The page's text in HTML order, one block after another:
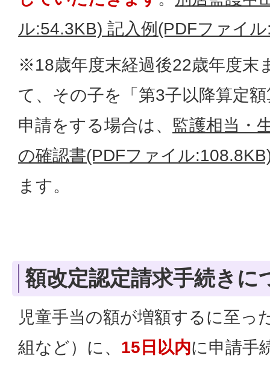
ル:54.3KB) 記入例(PDFファイ
※18歳年度末経過後22歳年度末
て、その子を「第3子以降算定
申請をする場合は、 監護相当・
の確認書(PDFファイル
ます。
額改定認定請求手続きに
児童手当の額が増額するに至っ
組など）に、 15日以内に申請手